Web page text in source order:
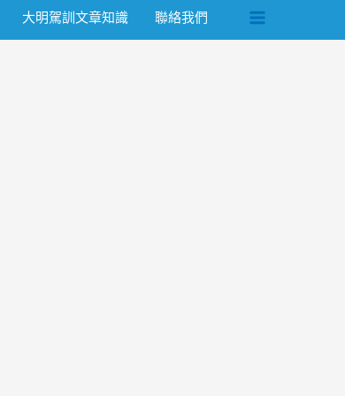
大明駕訓文章知識 聯絡我們
Main